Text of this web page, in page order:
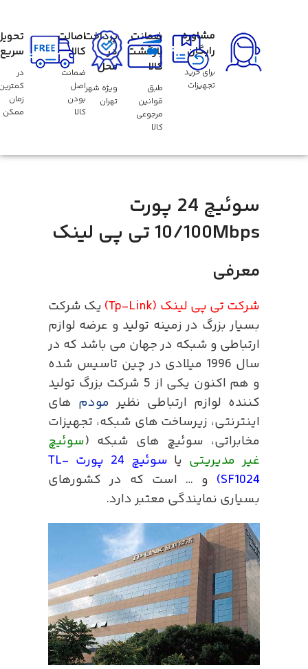
مشاوره
رایگان
برای خرید
تجهیزات
ضمانت
بازگشت
کالا
طبق
قوانین
مرجوعی
کالا
پرداخت
در
محل
ویژه شهر
تهران
اصالت
کالا
ضمانت
اصل
بودن
کالا
سریع
در
زمان
ممکن
سوئیچ 24 پورت
10/100Mbps تی پی لینک
معرفی
شرکت تی پی لینک (Tp-Link)
یک شرکت
بسیار بزرگ در زمینه تولید و عرضه لوازم
ارتباطی و شبکه در جهان می باشد که در
سال 1996 میلادی در چین تاسیس شده
و هم اکنون یکی از 5 شرکت بزرگ تولید
کننده لوازم ارتباطی نظیر مودم های
اینترنتی، زیرساخت های شبکه، تجهیزات
مخابراتی، سوئیچ های شبکه (سوئیچ
غیر مدیریتی یا
سوئیچ 24 پورت TL-
SF1024)
و … است که در کشورهای
بسیاری نمایندگی معتبر دارد.